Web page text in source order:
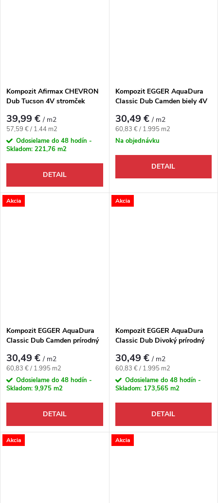
Kompozit Afirmax CHEVRON
Dub Tucson 4V stromček
39,99 €/ m2
Jednotková cena:
57,59 € / 1.44 m2
Odosielame do 48 hodín -
Skladom: 221,76 m2
DETAIL
Kompozit EGGER AquaDura
Classic Dub Camden biely 4V
30,49 €/ m2
Jednotková cena:
60,83 € / 1.995 m2
Na objednávku
DETAIL
Akcia
Kompozit EGGER AquaDura
Classic Dub Camden prírodný
30,49 €/ m2
Jednotková cena:
60,83 € / 1.995 m2
Odosielame do 48 hodín -
Skladom: 9,975 m2
DETAIL
Akcia
Kompozit EGGER AquaDura
Classic Dub Divoký prírodný
30,49 €/ m2
Jednotková cena:
60,83 € / 1.995 m2
Odosielame do 48 hodín -
Skladom: 173,565 m2
DETAIL
Akcia Akcia